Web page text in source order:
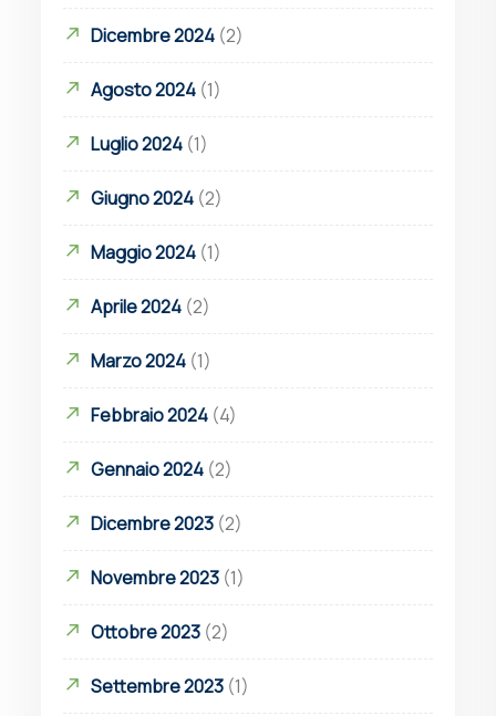
Dicembre 2024 (2)
Agosto 2024 (1)
Luglio 2024 (1)
Giugno 2024 (2)
Maggio 2024 (1)
Aprile 2024 (2)
Marzo 2024 (1)
Febbraio 2024 (4)
Gennaio 2024 (2)
Dicembre 2023 (2)
Novembre 2023 (1)
Ottobre 2023 (2)
Settembre 2023 (1)